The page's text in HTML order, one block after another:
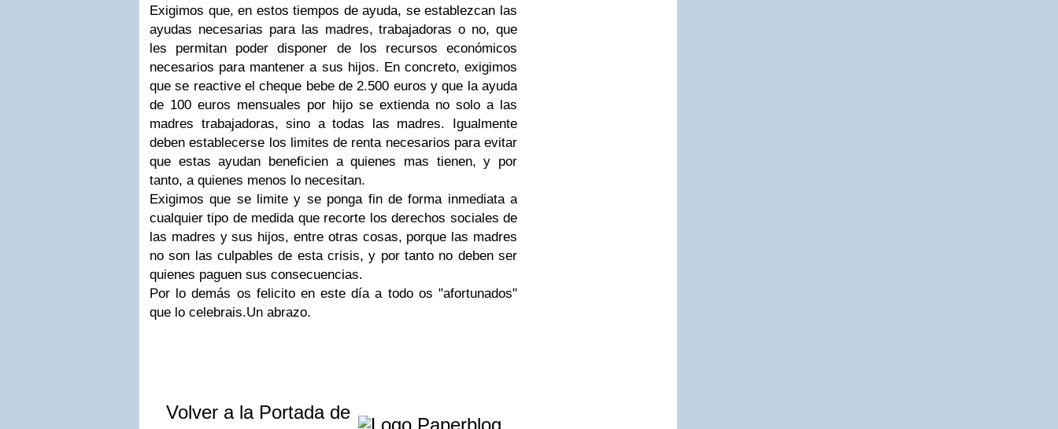
Exigimos que, en estos tiempos de ayuda, se establezcan las
ayudas necesarias para las madres, trabajadoras o no, que
les permitan poder disponer de los recursos económicos
necesarios para mantener a sus hijos. En concreto, exigimos
que se reactive el cheque bebe de 2.500 euros y que la ayuda
de 100 euros mensuales por hijo se extienda no solo a las
madres trabajadoras, sino a todas las madres. Igualmente
deben establecerse los limites de renta necesarios para evitar
que estas ayudan beneficien a quienes mas tienen, y por
tanto, a quienes menos lo necesitan.
Exigimos que se limite y se ponga fin de forma inmediata a
cualquier tipo de medida que recorte los derechos sociales de
las madres y sus hijos, entre otras cosas, porque las madres
no son las culpables de esta crisis, y por tanto no deben ser
quienes paguen sus consecuencias.
Por lo demás os felicito en este día a todo os "afortunados"
que lo celebrais.Un abrazo.
Volver a la Portada de